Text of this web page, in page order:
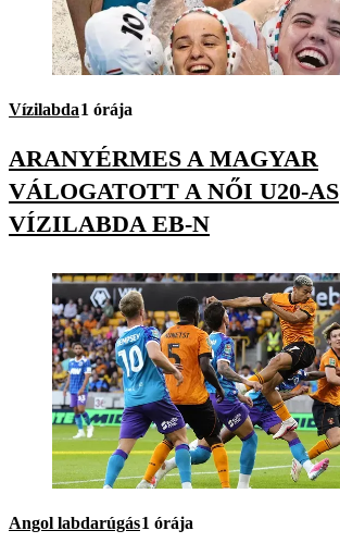
Vízilabda1 órája
ARANYÉRMES A MAGYAR
VÁLOGATOTT A NŐI U20-AS
VÍZILABDA EB-N
Angol labdarúgás1 órája